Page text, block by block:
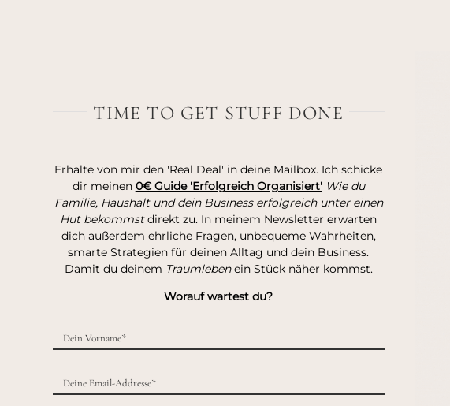
TIME TO GET STUFF DONE
Erhalte von mir den 'Real Deal' in deine Mailbox. Ich schicke
dir meinen 0€ Guide 'Erfolgreich Organisiert' Wie du
Familie, Haushalt und dein Business erfolgreich unter einen
Hut bekommstdirekt zu. In meinem Newsletter erwarten
dich außerdem ehrliche Fragen, unbequeme Wahrheiten,
smarte Strategien für deinen Alltag und dein Business.
Damit du deinem Traumlebenein Stück näher kommst.
Worauf wartest du?